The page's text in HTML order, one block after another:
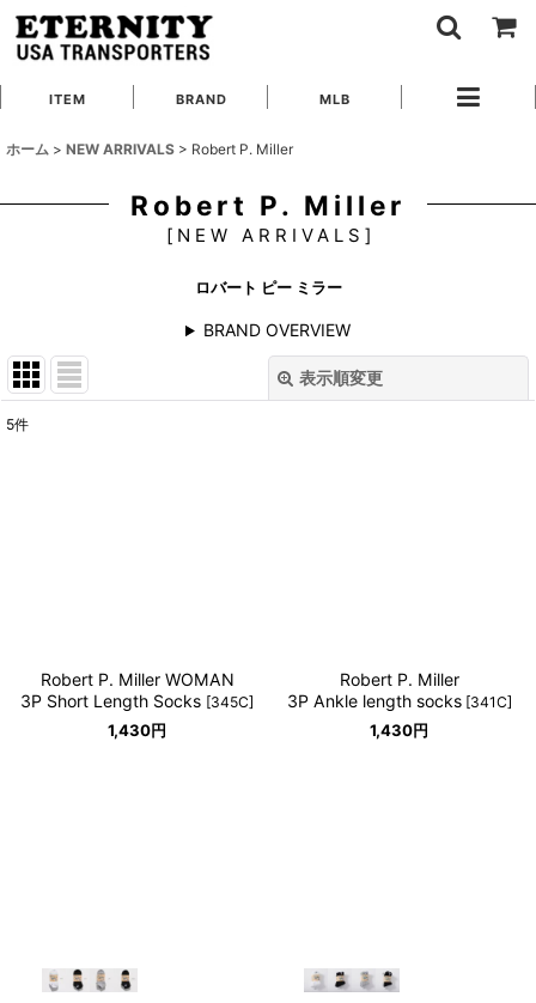
ITEM BRAND MLB
ホーム > NEW ARRIVALS > Robert P. Miller
Robert P. Miller
[ NEW ARRIVALS ]
ロバート ピー ミラー
BRAND OVERVIEW
表示順変更
5件
Robert P. Miller WOMAN
3P Short Length Socks [345C]
1,430円
Robert P. Miller
3P Ankle length socks [341C]
1,430円